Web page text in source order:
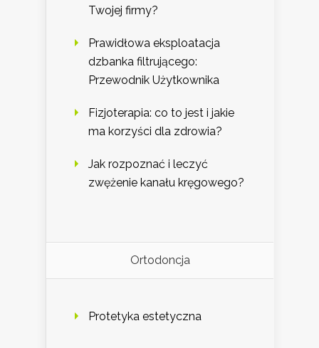
Twojej firmy?
Prawidłowa eksploatacja
dzbanka filtrującego:
Przewodnik Użytkownika
Fizjoterapia: co to jest i jakie
ma korzyści dla zdrowia?
Jak rozpoznać i leczyć
zwężenie kanału kręgowego?
Ortodoncja
Protetyka estetyczna